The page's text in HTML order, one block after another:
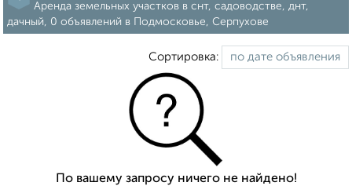
Аренда земельных участков в снт, садоводстве, днт,
дачный, 0 объявлений в Подмосковье, Серпухове
Сортировка:
По вашему запросу ничего не найдено!